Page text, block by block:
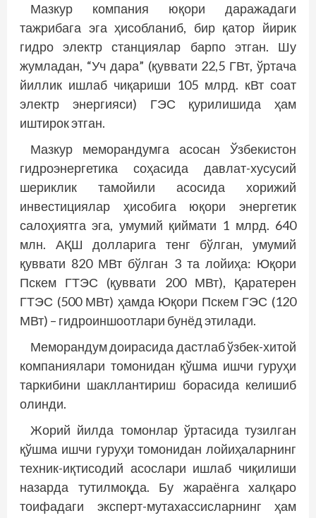
Мазкур компания юқори даражадаги
тажрибага эга ҳисобланиб, бир қатор йирик
гидро электр станциялар барпо этган. Шу
жумладан, “Уч дара” (қуввати 22,5 ГВт, ўртача
йиллик ишлаб чиқариши 105 млрд. кВт соат
электр энергияси) ГЭС қурилишида ҳам
иштирок этган.
Мазкур меморандумга асосан Ўзбекистон
гидроэнергетика соҳасида давлат-хусусий
шерик­лик тамойили асосида хорижий
инвестициялар ҳисобига юқори энергетик
салоҳиятга эга, умумий қиймати 1 млрд. 640
млн. АҚШ долларига тенг бўлган, умумий
қуввати 820 МВт бўлган 3 та ло­йиҳа: Юқори
Пскем ГТЭС (қуввати 200 МВт), Қаратерен
ГТЭС (500 МВт) ҳамда Юқори Пскем ГЭС (120
МВт) – гид­роиншоотлари бунёд этилади.
Меморандум доирасида дастлаб ўзбек-хитой
компаниялари томонидан қўшма ишчи гуруҳи
таркибини шакллантириш борасида келишиб
олинди.
Жорий йилда томонлар ўртасида тузилган
қўшма ишчи гуруҳи томонидан лойиҳаларнинг
техник-иқтисодий асослари ишлаб чиқилиши
назарда тутилмоқда. Бу жараёнга халқаро
тоифадаги эксперт-мутахассисларнинг ҳам